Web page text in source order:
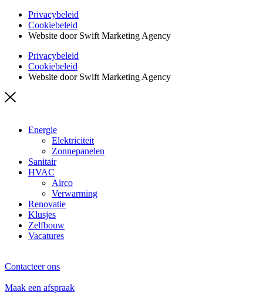
Privacybeleid
Cookiebeleid
Website door Swift Marketing Agency
Privacybeleid
Cookiebeleid
Website door Swift Marketing Agency
Energie
Elektriciteit
Zonnepanelen
Sanitair
HVAC
Airco
Verwarming
Renovatie
Klusjes
Zelfbouw
Vacatures
Contacteer ons
Maak een afspraak